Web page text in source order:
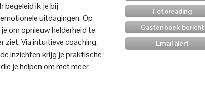
begeleid ik je bij
uitdagingen. Op
om opnieuw helderheid te
ziet. Via intuïtieve coaching,
inzichten krijg je praktische
je helpen om met meer
Fotoreading
Gastenboek bericht
Email alert